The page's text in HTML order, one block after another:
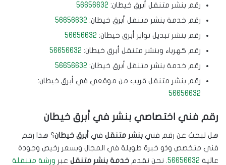
رقم بنشر متنقل أبرق خيطان: 56656632
رقم خدمة بنشر متنقل أبرق خيطان: 56656632
رقم بنشر تبديل تواير أبرق خيطان: 56656632
رقم كهرباء وبنشر متنقل أبرق خيطان: 56656632
رقم خدمة بنشر متنقل أبرق خيطان: 56656632
رقم بنشر متنقل قريب من موقعي في أبرق خيطان:
56656632
رقم فني اختصاصي بنشر في أبرق خيطان
هل تبحث عن رقم فني بنشر متنقل في أبرق خيطان؟ هذا رقم
فني متخصص وذو خبرة طويلة في المجال وبسعر رخيص وجودة
عالية 56656632. نحن نقدم خدمة بنشر متنقل عبر ورشة متنقلة